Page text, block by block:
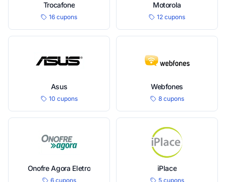
Trocafone
16 cupons
Motorola
12 cupons
Asus
10 cupons
Webfones
8 cupons
Onofre Agora Eletro
6 cupons
iPlace
5 cupons